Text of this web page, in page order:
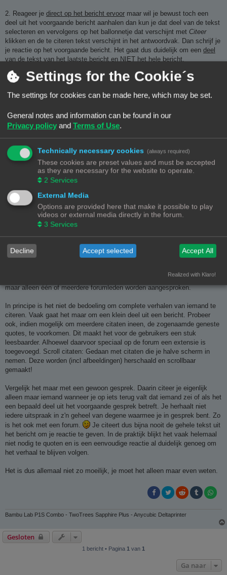
2. Reageer je direct op het bericht ervoor maar wil je bewust toch een
deel uit het voorgaande bericht aanhalen dan kun je dat deel van de tekst
selecteren en vervolgens op het ballonnetje dat verschijnt met Citeer
klikken en de te citeren tekst verschijnt in het antwoordvak. Dan schrijf je
je reactie op het voorgaande bericht. Het gaat dus duidelijk om een deel
van de tekst van het laatste bericht en NIET het hele bericht.
3. Reageer je op een bericht dat verder terug staat dan kun je om dat
duidelijk te maken op de
gewenst, het hele bericht gebruiken. Of je kunt er een deel van gebruiken
selecteren en op het ballonnetje metCiteer te klikken en vervolgens je
reactie schrijven. Dit kun je ook combineren met diverse andere reacties.
Voor dat doel is er op dit forum een extra extensie geïnstalleerd die het
Voortaan kan je eenvoudig meerdere personen citeren (met correcte
naam/bericht verwijzing!). Klik daarvoor gewoon op hetdubbele
icoontje bij een bericht. Rechts onderaan zal een klein nieuw
kader verschijnen met het aantal berichten klaar om te citeren (vb: Citeer
zullen in het "Snelle reactie" venster verschijnen, klaar om op te
reageren! Handig en snel! Klik op het prullenbak icoontje om alle
geselecteerde berichten snel te deselecteren.
dus. Reageer je op een willekeurig eerder bericht dan kun je dat duidelijk
aan een forumlid richten door de zin te beginnen met @ Nickname van
het forumlid, en dan je reactie te schrijven. Zo kun je ook heel
bericht. Dit is vooral gebruikt wanneer er geen teksten worden herhaald,
maar alleen één of meerdere forumleden worden aangesproken.
In principe is het niet de bedoeling om complete verhalen van iemand te
citeren. Vaak gaat het maar om een klein deel uit een bericht. Probeer
ook, indien mogelijk om meerdere citaten ineen, de zogenaamde geneste
quotes, te voorkomen. Dit maakt het voor de gebruikers een stuk
leesbaarder. Alhoewel daarvoor speciaal op de forum een extensie is
toegevoegd. Scroll citaten: Gedaan met citaten die je halve scherm in
nemen. Deze worden (incl afbeeldingen) herschaald en scrollbaar
gemaakt!
Vergelijk het maar met een gewoon gesprek. Daarin citeer je eigenlijk
alleen maar iemand wanneer je op iets terug valt dat iemand zei of als het
een bepaald deel uit het voorgaande gesprek betreft. Je herhaalt niet
iedere uitspraak in z'n geheel van degene waarmee je in gesprek bent. Zo
is het ook met een forum.
Je citeert dus bijna nooit de gehele tekst uit
het bericht om je reactie te geven. In de praktijk blijkt het vaak helemaal
niet nodig te quoten en is een eenvoudige reactie al duidelijk genoeg om
het verhaal te blijven volgen.
Het is dus allemaal niet zo moeilijk, je moet het alleen maar even weten.
Bambu Lab P1S Combo - TwoTrees Sapphire Plus - Anycubic Deltaprinter
Gesloten
1 bericht • Pagina 1 van 1
Ga naar
Settings for the Cookie´s
The settings for cookies can be made here, which may be set.
General notes and information can be found in our
Privacy policy and Terms of Use.
Technically necessary cookies (always required)
These cookies are preset values and must be accepted
as they are necessary for the website to operate.
2 Services
External Media
Options are provided here that make it possible to play
videos or external media directly in the forum.
3 Services
Decline Accept selected Accept All
Realized with Klaro!